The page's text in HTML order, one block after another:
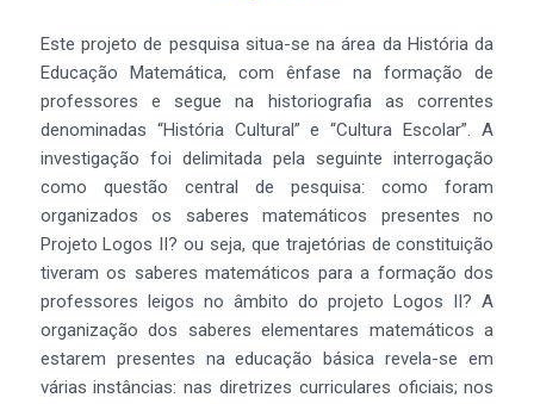
Este projeto de pesquisa situa-se na área da História da
Educação Matemática, com ênfase na formação de
professores e segue na historiografia as correntes
denominadas “História Cultural” e “Cultura Escolar”. A
investigação foi delimitada pela seguinte interrogação
como questão central de pesquisa: como foram
organizados os saberes matemáticos presentes no
Projeto Logos II? ou seja, que trajetórias de constituição
tiveram os saberes matemáticos para a formação dos
professores leigos no âmbito do projeto Logos II? A
organização dos saberes elementares matemáticos a
estarem presentes na educação básica revela-se em
várias instâncias: nas diretrizes curriculares oficiais; nos